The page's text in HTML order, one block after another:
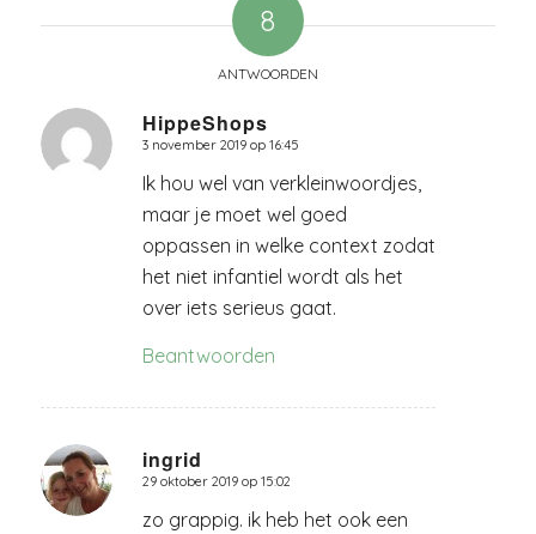
8
ANTWOORDEN
HippeShops
zegt:
3 november 2019 op 16:45
Ik hou wel van verkleinwoordjes,
maar je moet wel goed
oppassen in welke context zodat
het niet infantiel wordt als het
over iets serieus gaat.
Beantwoorden
ingrid
zegt:
29 oktober 2019 op 15:02
zo grappig. ik heb het ook een